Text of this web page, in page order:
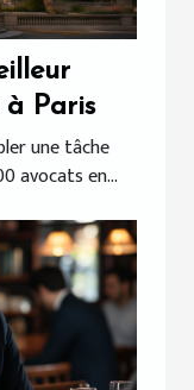
Paris
une tâche
avocats en...